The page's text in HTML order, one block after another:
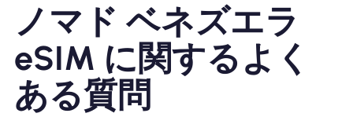
ノマド ベネズエラ
eSIM に関するよく
ある質問